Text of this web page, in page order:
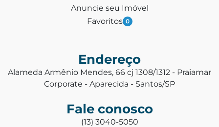
Anuncie seu Imóvel
Favoritos 0
Endereço
Alameda Armênio Mendes, 66 cj 1308/1312 - Praiamar
Corporate - Aparecida - Santos/SP
Fale conosco
(13) 3040-5050